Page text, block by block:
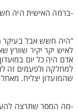
-ברמה האישית היה
"היה חשש אבל בעיקר
לאיש יקר יקיר שוורץ
אדם היה כל יום
למחלקה ולפעמים זה
שהמועדון יצליח.
-מה המסר שתרצה